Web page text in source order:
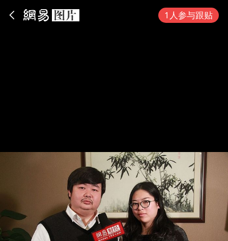
1人参与跟贴